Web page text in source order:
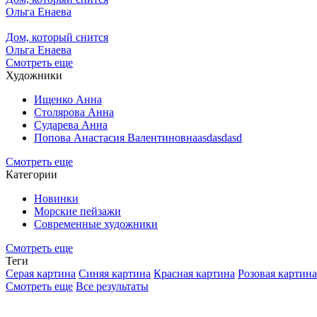
Ольга Енаева
Дом, который снится
Ольга Енаева
Смотреть еще
Художники
Ищенко Анна
Столярова Анна
Сударева Анна
Попова Анастасия Валентиновнаasdasdasd
Смотреть еще
Категории
Новинки
Морские пейзажи
Современные художники
Смотреть еще
Теги
Серая картина Синяя картина Красная картина Розовая картина
Смотреть еще Все результаты